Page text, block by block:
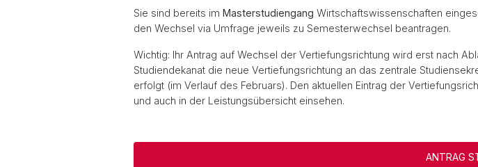
Sie sind bereits im Masterstudiengang Wirtschaftswissenschaften
den Wechsel via Umfrage jeweils zu Semesterwechsel beantragen.
Wichtig: Ihr Antrag auf Wechsel der Vertiefungsrichtung wird erst nach
Studiendekanat die neue Vertiefungsrichtung an das zentrale
erfolgt (im Verlauf des Februars). Den aktuellen Eintrag der
und auch in der Leistungsübersicht einsehen.
ANTRAG